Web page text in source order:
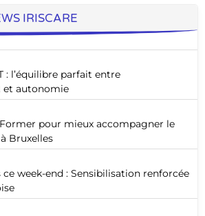
IRISCARE
: l’équilibre parfait entre
et autonomie
pour mieux accompagner le
Bruxelles
week-end : Sensibilisation renforcée